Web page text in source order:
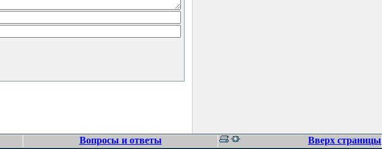
Вопросы и ответы Вверх страницы